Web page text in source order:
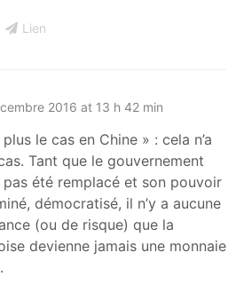
Lien
2016 at 13 h 42 min
plus le cas en Chine » : cela n’a
Tant que le gouvernement
pas été remplacé et son pouvoir
démocratisé, il n’y a aucune
(ou de risque) que la
devienne jamais une monnaie